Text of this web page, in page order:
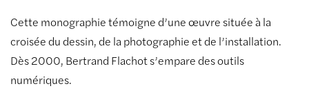
Cette monographie témoigne d’une œuvre située à la
croisée du dessin, de la photographie et de l’installation.
Dès 2000, Bertrand Flachot s’empare des outils
numériques.